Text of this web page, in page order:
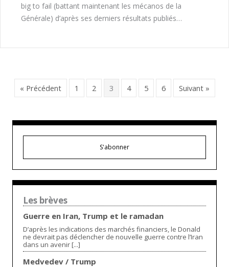
big to fail (battant maintenant les mécanos de la
Générale) d’après ses derniers résultats publiés…
« Précédent 1 2 3 4 5 6 Suivant »
S'abonner
Les brèves
Guerre en Iran, Trump et le ramadan
D’après les indications des marchés financiers, le Donald
ne devrait pas déclencher de nouvelle guerre contre l’Iran
dans un avenir [...]
Medvedev / Trump